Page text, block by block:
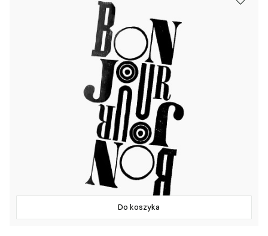
Do koszyka